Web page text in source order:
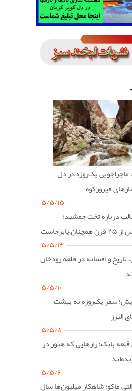
ماجراجویی یک‌روزه در دل
فیروزکوه
۵/۵/۱۵
درباره تخت جمشید؛
۵/۵/۱۳
و افسانه در قلعه رودخان
۵/۵/۱۰
سفر یک‌روزه به بهشت
البرز
۵/۵/۸
بابک؛ رازهایی که هنوز در
۵/۵/۶
ماکو؛ شاهکار میلیون‌ها سال